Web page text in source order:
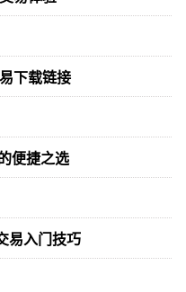
下载链接
便捷之选
易入门技巧